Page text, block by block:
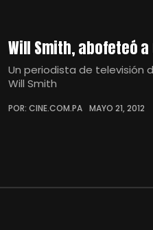
Will Smith, abofeteó
Un periodista de televisión
Will Smith
POR: CINE.COM.PA MAYO 21, 2012